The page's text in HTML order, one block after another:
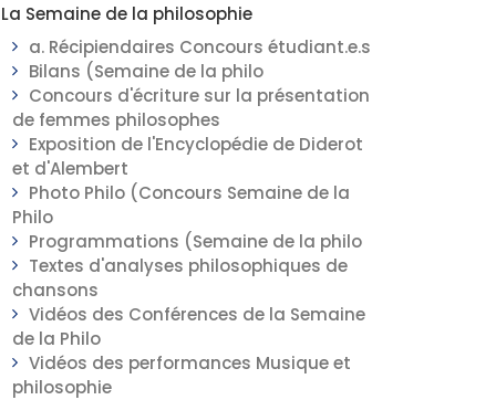
La Semaine de la philosophie
a. Récipiendaires Concours étudiant.e.s
Bilans (Semaine de la philo
Concours d'écriture sur la présentation
de femmes philosophes
Exposition de l'Encyclopédie de Diderot
et d'Alembert
Photo Philo (Concours Semaine de la
Philo
Programmations (Semaine de la philo
Textes d'analyses philosophiques de
chansons
Vidéos des Conférences de la Semaine
de la Philo
Vidéos des performances Musique et
philosophie